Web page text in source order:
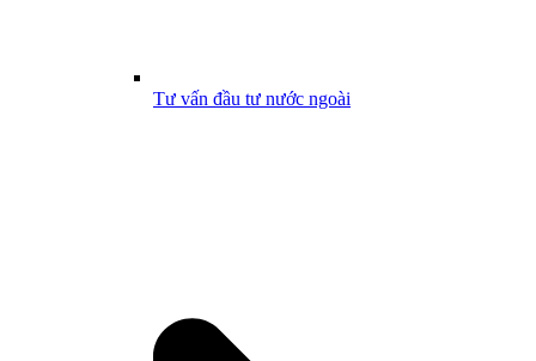
Tư vấn đầu tư nước ngoài